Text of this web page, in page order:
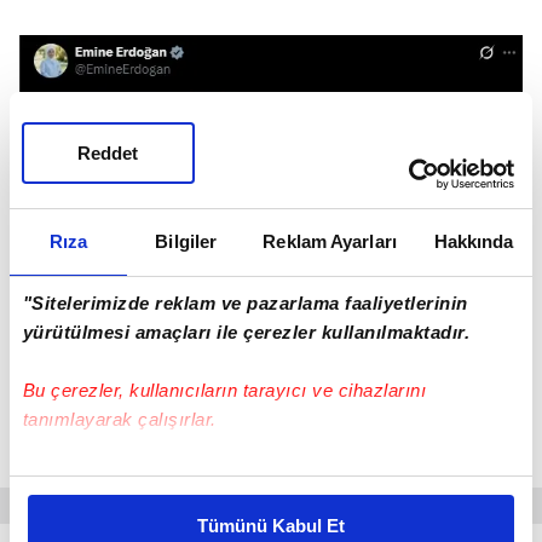
Rıza Bilgiler Reklam Ayarları Hakkında
"Sitelerimizde reklam ve pazarlama faaliyetlerinin
yürütülmesi amaçları ile çerezler kullanılmaktadır.
Bu çerezler, kullanıcıların tarayıcı ve cihazlarını
tanımlayarak çalışırlar.
Bu çerezlere izin vermeniz halinde sizlere özel
daha iyi reklam deneyimi yaşatabiliriz. Bunu yaparken
Tümünü Kabul Et
Reddet
Emine Erdoğan'ın sosyal medya paylaşımı (Haberde yer
alan görsel sosyal medyadan alınmıştır.)
"HİÇBİR ÇOCUK SEVGİDEN MAHRUM
Emine Erdoğan paylaşımında şu ifadelere yer